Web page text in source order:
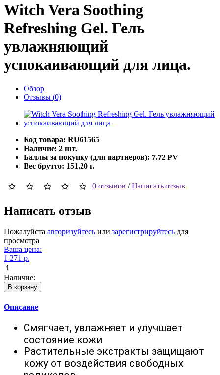
Witch Vera Soothing
Refreshing Gel. Гель
увлажняющий
успокаивающий для лица.
Обзор
Отзывы (0)
Код товара: RU61565
Наличие: 2 шт.
Баллы за покупку (для партнеров): 7.72 PV
Вес брутто: 151.20 г.
0 отзывов /Написать отзыв
Написать отзыв
Пожалуйста авторизуйтесь или зарегистрируйтесь для
просмотра
Ваша цена:
1 271 р.
Наличие:
В корзину
Описание
Смягчает, увлажняет и улучшает
состояние кожи
Растительные экстракты защищают
кожу от воздействия свободных